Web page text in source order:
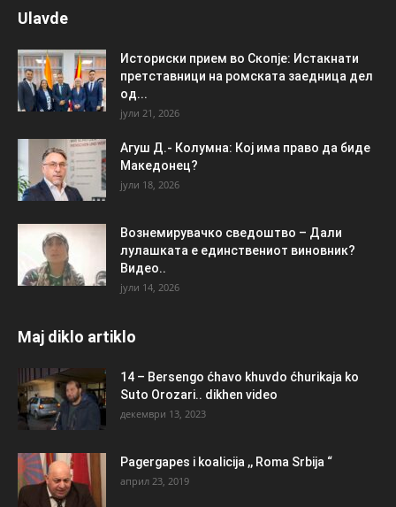
Ulavde
Историски прием во Скопје: Истакнати
претставници на ромската заедница дел
од...
јули 21, 2026
Агуш Д.- Колумна: Кој има право да биде
Македонец?
јули 18, 2026
Вознемирувачко сведоштво – Дали
лулашката е единствениот виновник?
Видео..
јули 14, 2026
Maj diklo artiklo
14 – Bersengo ćhavo khuvdo ćhurikaja ko
Suto Orozari.. dikhen video
декември 13, 2023
Pagergapes i koalicija ,, Roma Srbija “
април 23, 2019